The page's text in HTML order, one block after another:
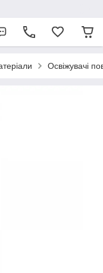
Освіжувачі